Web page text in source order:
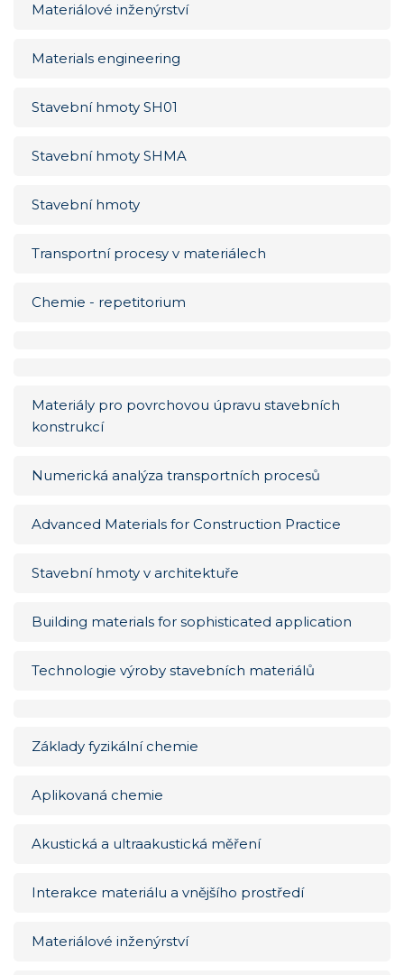
Materiálové inženýrství
Materials engineering
Stavební hmoty SH01
Stavební hmoty SHMA
Stavební hmoty
Transportní procesy v materiálech
Chemie - repetitorium
Materiály pro povrchovou úpravu stavebních
konstrukcí
Numerická analýza transportních procesů
Advanced Materials for Construction Practice
Stavební hmoty v architektuře
Building materials for sophisticated application
Technologie výroby stavebních materiálů
Základy fyzikální chemie
Aplikovaná chemie
Akustická a ultraakustická měření
Interakce materiálu a vnějšího prostředí
Materiálové inženýrství